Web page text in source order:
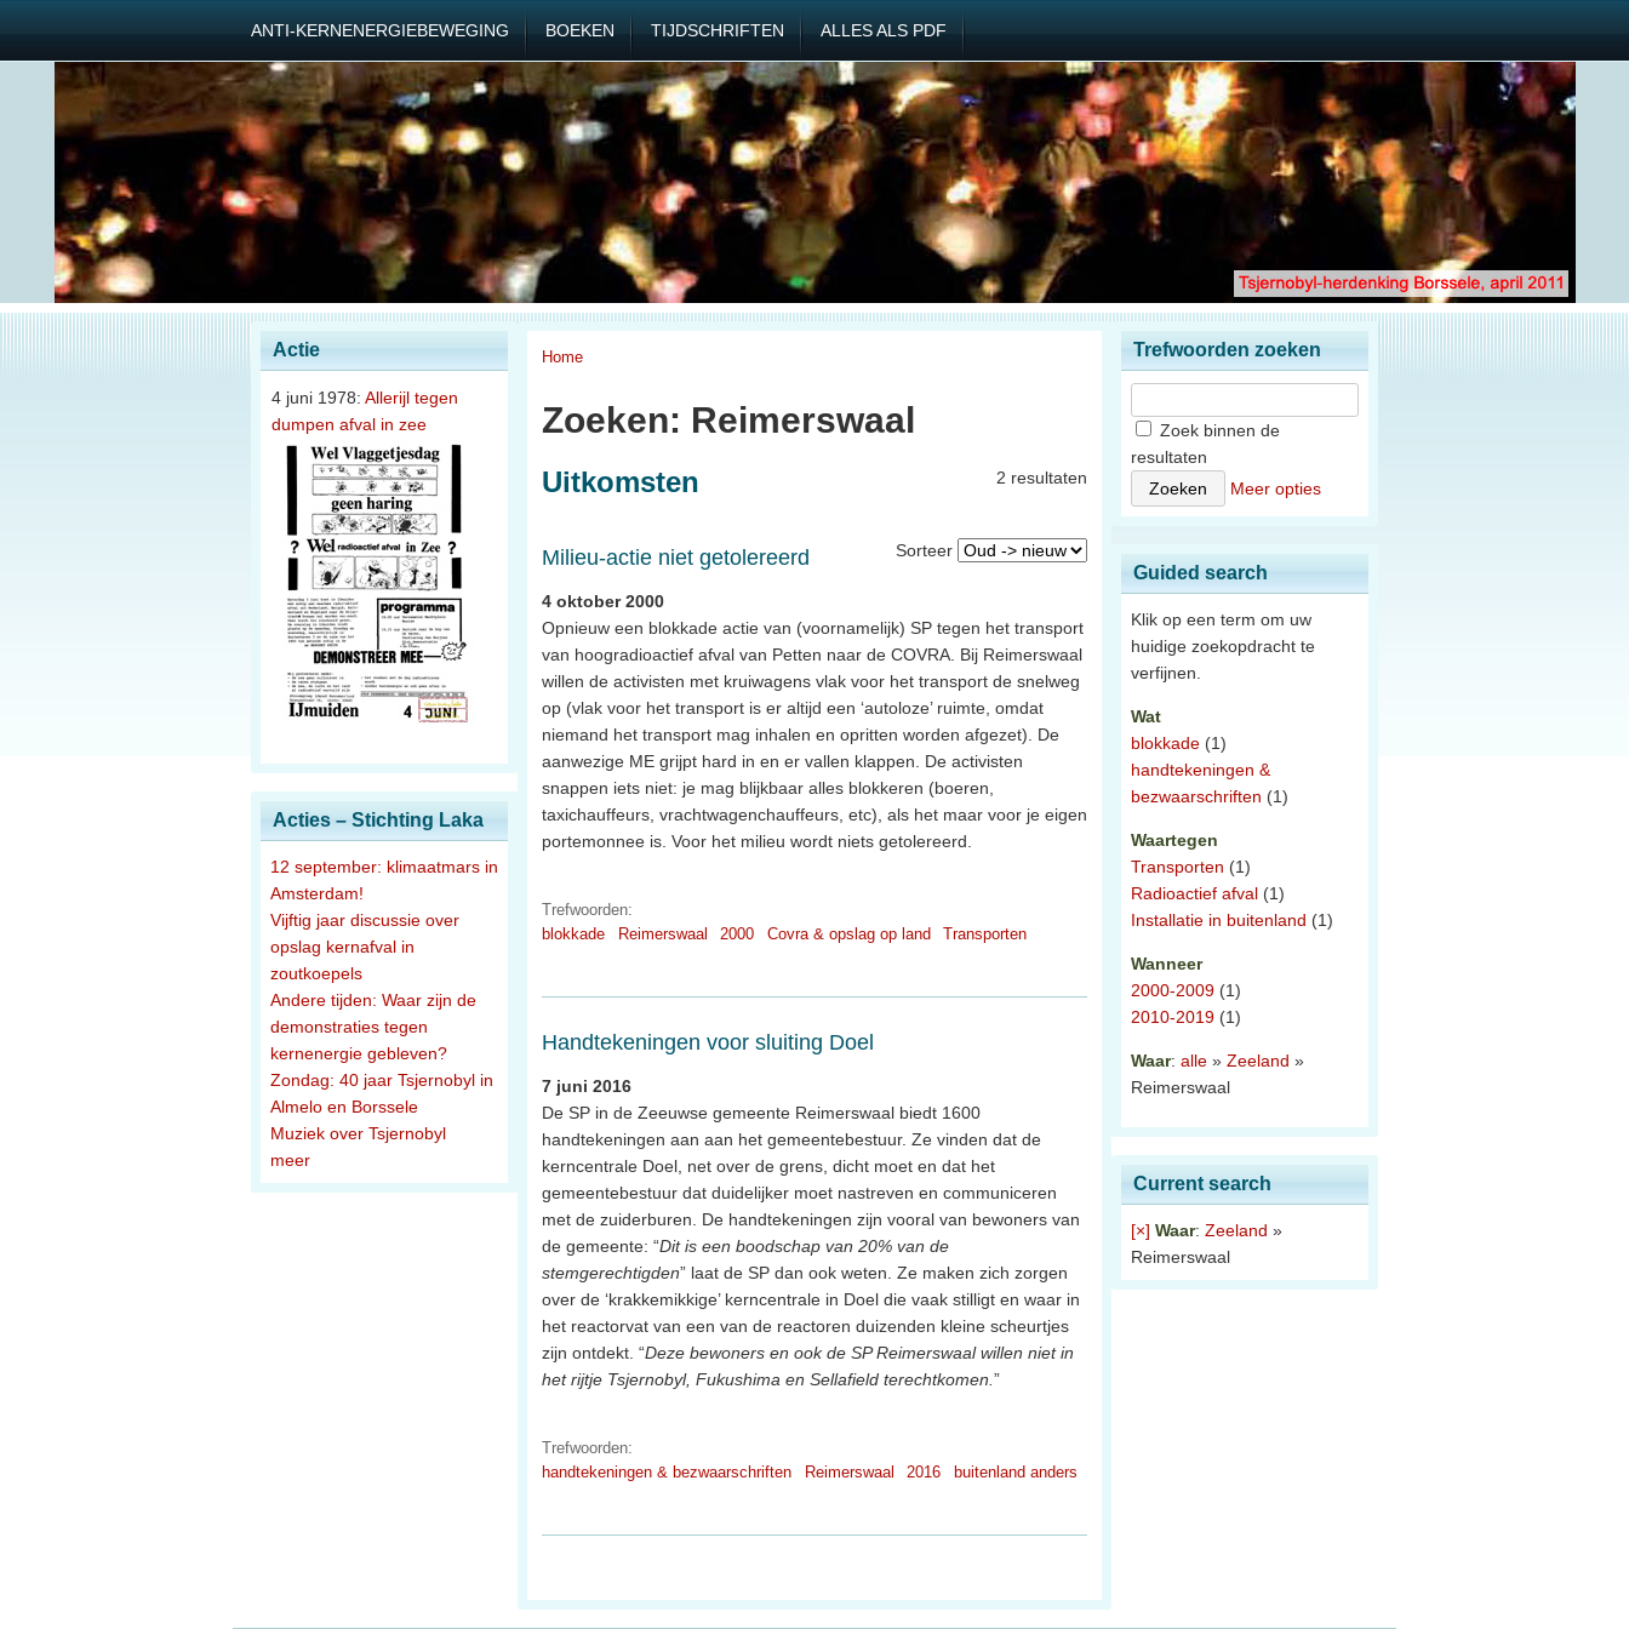
ANTI-KERNENERGIEBEWEGING BOEKEN TIJDSCHRIFTEN ALLES ALS PDF
Actie
4 juni 1978: Allerijl tegen
dumpen afval in zee
Acties – Stichting Laka
12 september: klimaatmars in
Amsterdam!
Vijftig jaar discussie over
opslag kernafval in
zoutkoepels
Andere tijden: Waar zijn de
demonstraties tegen
kernenergie gebleven?
Zondag: 40 jaar Tsjernobyl in
Almelo en Borssele
Muziek over Tsjernobyl
meer
Home
Zoeken: Reimerswaal
2 resultaten
Uitkomsten
Sorteer
Milieu-actie niet getolereerd
4 oktober 2000
Opnieuw een blokkade actie van (voornamelijk) SP tegen het transport
van hoogradioactief afval van Petten naar de COVRA. Bij Reimerswaal
willen de activisten met kruiwagens vlak voor het transport de snelweg
op (vlak voor het transport is er altijd een ‘autoloze’ ruimte, omdat
niemand het transport mag inhalen en opritten worden afgezet). De
aanwezige ME grijpt hard in en er vallen klappen. De activisten
snappen iets niet: je mag blijkbaar alles blokkeren (boeren,
taxichauffeurs, vrachtwagenchauffeurs, etc), als het maar voor je eigen
portemonnee is. Voor het milieu wordt niets getolereerd.
Trefwoorden:
blokkade
Reimerswaal 2000 Covra & opslag op land Transporten
Handtekeningen voor sluiting Doel
7 juni 2016
De SP in de Zeeuwse gemeente Reimerswaal biedt 1600
handtekeningen aan aan het gemeentebestuur. Ze vinden dat de
kerncentrale Doel, net over de grens, dicht moet en dat het
gemeentebestuur dat duidelijker moet nastreven en communiceren
met de zuiderburen. De handtekeningen zijn vooral van bewoners van
de gemeente: “Dit is een boodschap van 20% van de
stemgerechtigden” laat de SP dan ook weten. Ze maken zich zorgen
over de ‘krakkemikkige’ kerncentrale in Doel die vaak stilligt en waar in
het reactorvat van een van de reactoren duizenden kleine scheurtjes
zijn ontdekt. “Deze bewoners en ook de SP Reimerswaal willen niet in
het rijtje Tsjernobyl, Fukushima en Sellafield terechtkomen. ”
Trefwoorden:
handtekeningen & bezwaarschriften
Reimerswaal 2016 buitenland anders
Trefwoorden zoeken
Zoek binnen de
resultaten
Meer opties
Guided search
Klik op een term om uw
huidige zoekopdracht te
verfijnen.
Wat
blokkade (1)
handtekeningen &
bezwaarschriften (1)
Waartegen
Transporten (1)
Radioactief afval (1)
Installatie in buitenland (1)
Wanneer
2000-2009 (1)
2010-2019 (1)
Waar: alle » Zeeland »
Reimerswaal
Current search
[×] Waar: Zeeland »
Reimerswaal